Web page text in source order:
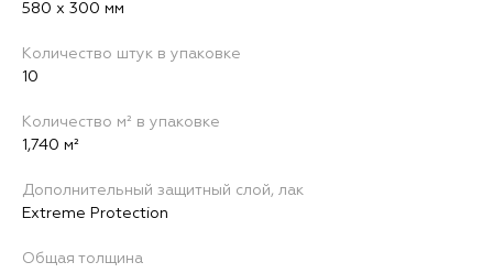
580 х 300 мм
Количество штук в упаковке
10
Количество м² в упаковке
1,740 м²
Дополнительный защитный слой, лак
Extreme Protection
Общая толщина